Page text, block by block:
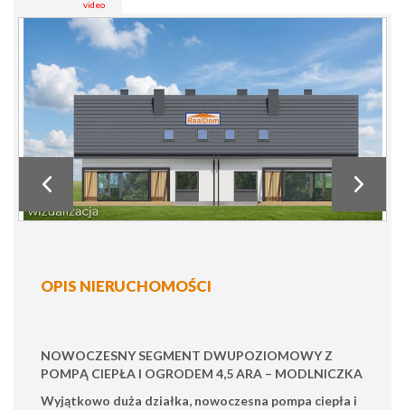
OPIS NIERUCHOMOŚCI
NOWOCZESNY SEGMENT DWUPOZIOMOWY Z
POMPĄ CIEPŁA I OGRODEM 4,5 ARA – MODLNICZKA
Wyjątkowo duża działka, nowoczesna pompa ciepła i